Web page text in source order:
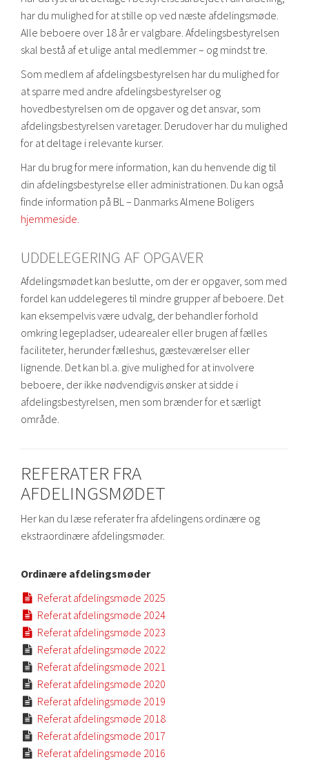
har du mulighed for at stille op ved næste afdelingsmøde.
Alle beboere over 18 år er valgbare. Afdelingsbestyrelsen
skal bestå af et ulige antal medlemmer – og mindst tre.
Som medlem af afdelingsbestyrelsen har du mulighed for
at sparre med andre afdelingsbestyrelser og
hovedbestyrelsen om de opgaver og det ansvar, som
afdelingsbestyrelsen varetager. Derudover har du mulighed
for at deltage i relevante kurser.
Har du brug for mere information, kan du henvende dig til
din afdelingsbestyrelse eller administrationen. Du kan også
finde information på BL – Danmarks Almene Boligers
hjemmeside.
UDDELEGERING AF OPGAVER
Afdelingsmødet kan beslutte, om der er opgaver, som med
fordel kan uddelegeres til mindre grupper af beboere. Det
kan eksempelvis være udvalg, der behandler forhold
omkring legepladser, udearealer eller brugen af fælles
faciliteter, herunder fælleshus, gæsteværelser eller
lignende. Det kan bl.a. give mulighed for at involvere
beboere, der ikke nødvendigvis ønsker at sidde i
afdelingsbestyrelsen, men som brænder for et særligt
område.
REFERATER FRA
AFDELINGSMØDET
Her kan du læse referater fra afdelingens ordinære og
ekstraordinære afdelingsmøder.
Ordinære afdelingsmøder
 Referat afdelingsmøde 2025
 Referat afdelingsmøde 2024
 Referat afdelingsmøde 2023
 Referat afdelingsmøde 2022
 Referat afdelingsmøde 2021
 Referat afdelingsmøde 2020
 Referat afdelingsmøde 2019
 Referat afdelingsmøde 2018
 Referat afdelingsmøde 2017
 Referat afdelingsmøde 2016